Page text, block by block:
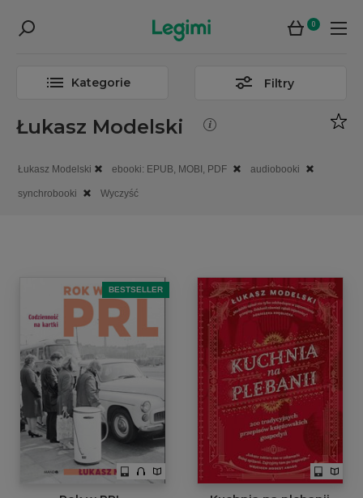
0
Kategorie Filtry
Łukasz Modelski
Łukasz Modelski ebooki: EPUB, MOBI, PDF audiobooki
synchrobooki Wyczyść
BESTSELLER